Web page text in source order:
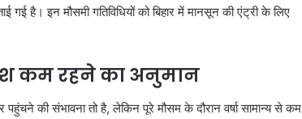
गई है। इन मौसमी गतिविधियों को बिहार में मानसून की एंट्री के लिए
कम रहने का अनुमान
की संभावना तो है, लेकिन पूरे मौसम के दौरान वर्षा सामान्य से कम